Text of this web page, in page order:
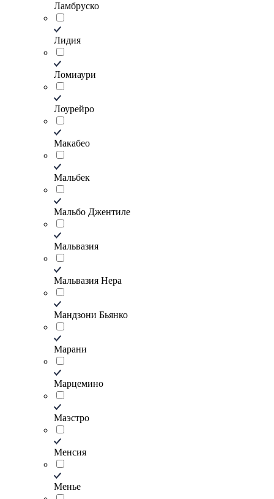
Ламбруско
Лидия
Ломиаури
Лоурейро
Макабео
Мальбек
Мальбо Джентиле
Мальвазия
Мальвазия Нера
Мандзони Бьянко
Марани
Марцемино
Маэстро
Менсия
Менье